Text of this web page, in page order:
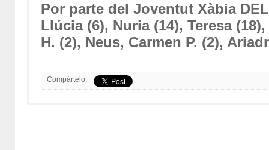
Por parte del Joventut Xàbia
Llúcia (6), Nuria (14), Teresa
H. (2), Neus, Carmen P. (2),
Compártelo: